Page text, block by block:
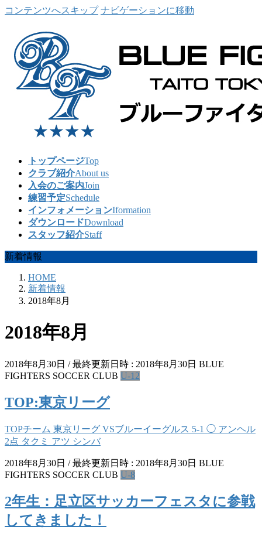
コンテンツへスキップ ナビゲーションに移動
トップページTop
クラブ紹介About us
入会のご案内Join
練習予定Schedule
インフォメーションIformation
ダウンロードDownload
スタッフ紹介Staff
新着情報
HOME
新着情報
2018年8月
2018年8月
2018年8月30日 / 最終更新日時 : 2018年8月30日 BLUE
FIGHTERS SOCCER CLUB U-12
TOP:東京リーグ
TOPチーム 東京リーグ VSブルーイーグルス 5-1 ◯ アンヘル
2点 タクミ アツ シンバ
2018年8月30日 / 最終更新日時 : 2018年8月30日 BLUE
FIGHTERS SOCCER CLUB U-8
2年生：足立区サッカーフェスタに参戦
してきました！